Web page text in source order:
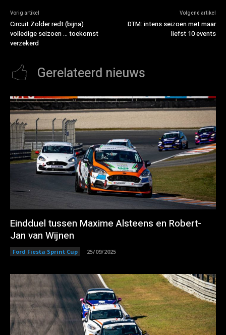
Vorig artikel
Circuit Zolder redt (bijna)
volledige seizoen … toekomst
verzekerd
Volgend artikel
DTM: intens seizoen met maar
liefst 10 events
Gerelateerd nieuws
Eindduel tussen Maxime Alsteens en Robert-
Jan van Wijnen
Ford Fiesta Sprint Cup 25/09/2025